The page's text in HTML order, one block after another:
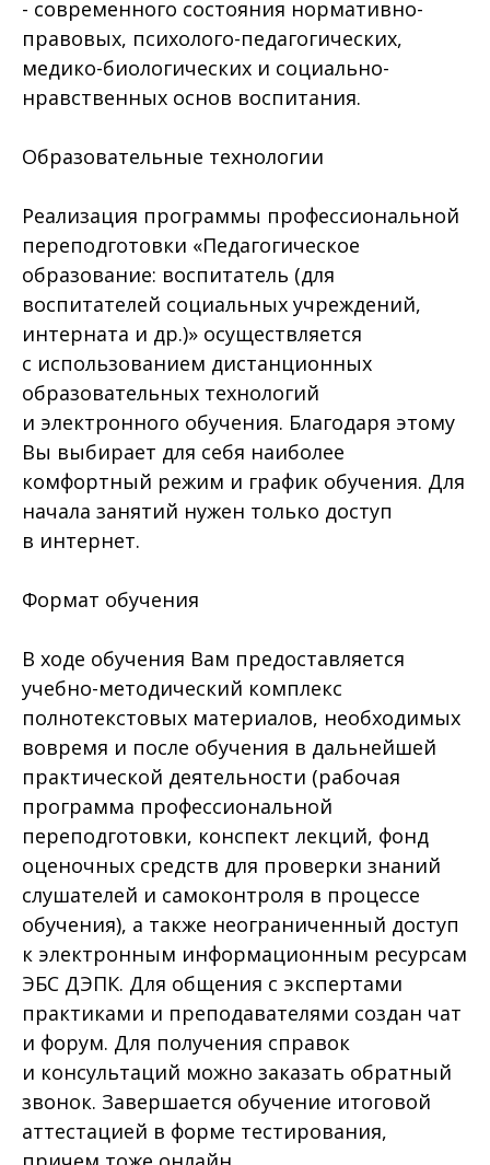
- современного состояния нормативно-
правовых, психолого-педагогических,
медико-биологических и социально-
нравственных основ воспитания.
Образовательные технологии
Реализация программы профессиональной
переподготовки «Педагогическое
образование: воспитатель (для
воспитателей социальных учреждений,
интерната и др.)» осуществляется
с использованием дистанционных
образовательных технологий
и электронного обучения. Благодаря этому
Вы выбирает для себя наиболее
комфортный режим и график обучения. Для
начала занятий нужен только доступ
в интернет.
Формат обучения
В ходе обучения Вам предоставляется
учебно-методический комплекс
полнотекстовых материалов, необходимых
вовремя и после обучения в дальнейшей
практической деятельности (рабочая
программа профессиональной
переподготовки, конспект лекций, фонд
оценочных средств для проверки знаний
слушателей и самоконтроля в процессе
обучения), а также неограниченный доступ
к электронным информационным ресурсам
ЭБС ДЭПК. Для общения с экспертами
практиками и преподавателями создан чат
и форум. Для получения справок
и консультаций можно заказать обратный
звонок. Завершается обучение итоговой
аттестацией в форме тестирования,